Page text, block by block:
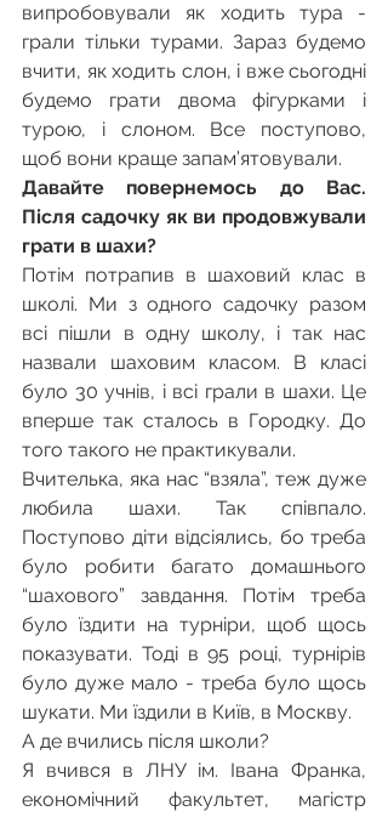
випробовували як ходить тура -
грали тільки турами. Зараз будемо
вчити, як ходить слон, і вже сьогодні
будемо грати двома фігурками і
турою, і слоном. Все поступово,
щоб вони краще запам’ятовували.
Давайте повернемось до Вас.
Після садочку як ви продовжували
грати в шахи?
Потім потрапив в шаховий клас в
школі. Ми з одного садочку разом
всі пішли в одну школу, і так нас
назвали шаховим класом. В класі
було 30 учнів, і всі грали в шахи. Це
вперше так сталось в Городку. До
того такого не практикували.
Вчителька, яка нас “взяла”, теж дуже
любила шахи. Так співпало.
Поступово діти відсіялись, бо треба
було робити багато домашнього
“шахового” завдання. Потім треба
було їздити на турніри, щоб щось
показувати. Тоді в 95 році, турнірів
було дуже мало - треба було щось
шукати. Ми їздили в Київ, в Москву.
А де вчились після школи?
Я вчився в ЛНУ ім. Івана Франка,
економічний факультет, магістр